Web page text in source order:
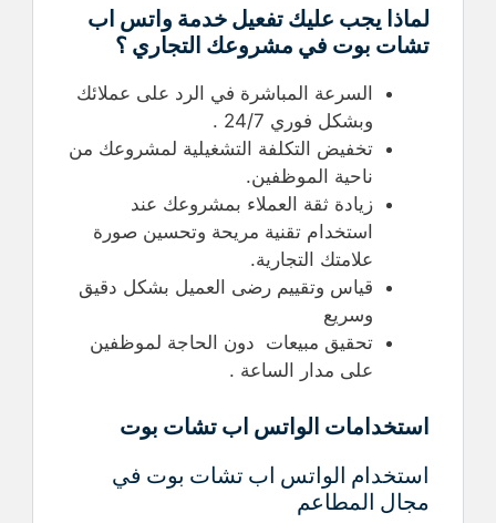
لماذا يجب عليك تفعيل خدمة واتس اب
تشات بوت في مشروعك التجاري ؟
السرعة المباشرة في الرد على عملائك
وبشكل فوري 24/7 .
تخفيض التكلفة التشغيلية لمشروعك من
ناحية الموظفين.
زيادة ثقة العملاء بمشروعك عند
استخدام تقنية مريحة وتحسين صورة
علامتك التجارية.
قياس وتقييم رضى العميل بشكل دقيق
وسريع
تحقيق مبيعات دون الحاجة لموظفين
على مدار الساعة .
استخدامات الواتس اب تشات بوت
استخدام الواتس اب تشات بوت في
مجال المطاعم